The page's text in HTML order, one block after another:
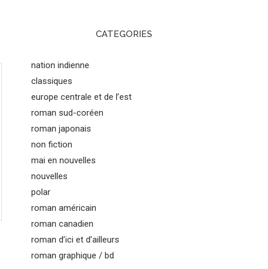
CATEGORIES
nation indienne
classiques
europe centrale et de l’est
roman sud-coréen
roman japonais
non fiction
mai en nouvelles
nouvelles
polar
roman américain
roman canadien
roman d’ici et d’ailleurs
roman graphique / bd